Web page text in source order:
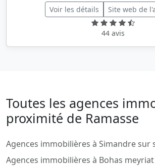
Voir les détails Site web de
44 avis
Toutes les agences
proximité de Ramasse
Agences immobilières à Simandre sur
Agences immobilières à Bohas